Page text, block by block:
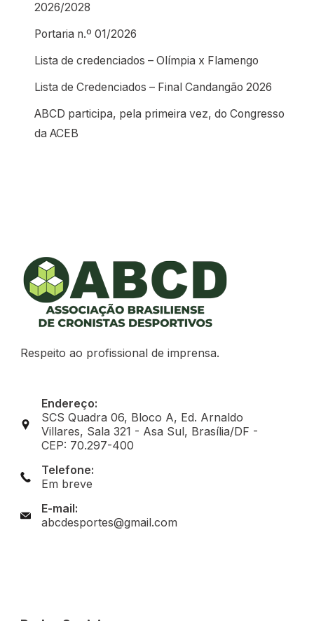
2026/2028
Portaria n.º 01/2026
Lista de credenciados – Olímpia x Flamengo
Lista de Credenciados – Final Candangão 2026
ABCD participa, pela primeira vez, do Congresso
da ACEB
Respeito ao profissional de imprensa.
Endereço:
SCS Quadra 06, Bloco A, Ed. Arnaldo
Villares, Sala 321 - Asa Sul, Brasília/DF -
CEP: 70.297-400
Telefone:
Em breve
E-mail:
abcdesportes@gmail.com